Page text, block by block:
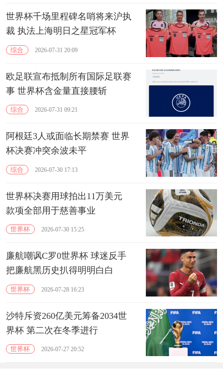
世界杯千场里程碑名哨将来沪执
裁 执法上海明日之星冠军杯
综合 2026-07-31 20:09
欧足联宣布抵制所有国际足联赛
事 世界杯含金量直接腰斩
综合 2026-07-31 09:21
阿根廷3人或面临长期禁赛 世界
杯决赛冲突余波未平
综合 2026-07-30 17:13
世界杯决赛用球拍出11万美元
款项全部用于慈善事业
世界杯 2026-07-30 15:25
廉航嘲讽C罗0世界杯 球迷反手
把廉航黑历史扒得明明白白
世界杯 2026-07-28 16:23
沙特斥资260亿美元筹备2034世
界杯 第二次在冬季进行
世界杯 2026-07-27 20:52